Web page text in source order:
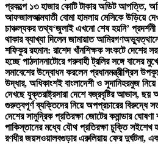
প্রকল্পে ১৩ হাজার কোটি টাকার অডিট আপত্তি,
আফজালআত্মঘাতী বোমা হামলায় মেসিকে উড়িয়ে
চাঞ্চল্যকর তথ্য‘জুলাই এখনো শেষ হয়নি’ প্রদর্শনী
থাকার ব্যাখ্যা দিলেন জামায়াত আমির
শফিকুর রহমান: রাশেদ খাঁনশিক্ষক সংকটে দেশের
হচ্ছে পাঠদাননাটোরে গরুবাহী ট্রলির সঙ্গে বাসের
সমাবেশের উদ্বোধন করলেন প্রধানমন্ত্রীগ্রিস
উদ্ধার, অধিকাংশই বাংলাদেশী ও সুদানিহরমুজ
দেখছে যুক্তরাষ্ট্রসারা দেশে বজ্রবৃষ্টির আভাস, ছয়
গুরুত্বপূর্ণ ব্যক্তিদের নিয়ে অপপ্রচারের বিরুদ্ধে
দেশের সামুদ্রিক প্রতিরক্ষা জোটের কমান্ডার
পাকিস্তানের মধ্যে যৌথ প্রতিরক্ষা চুক্তি সইশেখ
রণধীর জয়সওয়ালবগুড়ার এরুলিয়ায় ফের দুর্ঘটনা,